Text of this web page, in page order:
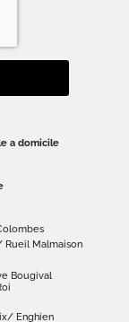
a domicile
Malmaison
Bougival
Enghien